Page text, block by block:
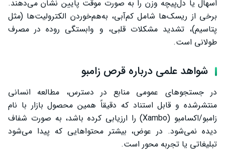
اسهال یا دل‌پیچه وزن را به صورت موقت پایین نشان می‌دهند.
برخی از ریسک‌ها شامل کم‌آبی، به‌هم‌خوردن الکترولیت‌ها (مثل
پتاسیم)، تشدید مشکلات قلبی، و وابستگی روده در مصرف
طولانی است.
شواهد علمی درباره قرص زامبو
در جستجوهای عمومی منابع در دسترس، مطالعه انسانی
منتشرشده و قابل استناد که دقیقاً همین محصول بازار با نام
زامبو/اکسامبو (Xambo) را ارزیابی کرده باشد، به صورت شفاف
دیده نمی‌شود. در عوض، بیشتر محتواهایی که پیدا می‌شود
تبلیغاتی یا تجربه محور است.